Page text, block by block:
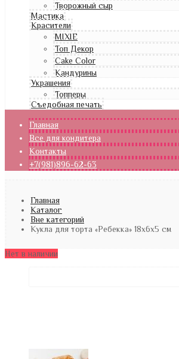
Творожный сыр
Мастика
Красители
MIXIE
Топ Декор
Cake Color
Кандурины
Украшения
Топперы
Съедобная печать
Главная
Все для кондитера
Контакты
+7(981)896-62-63
Главная
Каталог
Вне категорий
Кукла для торта «Ребекка» 18х6х5 см
Нет в наличии